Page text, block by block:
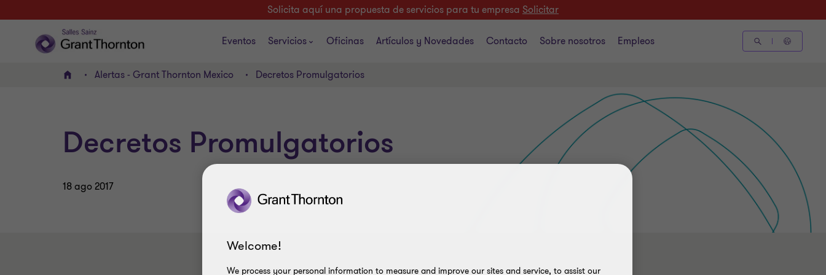
Solicita aquí una propuesta de servicios para tu empresa Solicitar
Eventos Servicios Oficinas Artículos y Novedades Contacto Sobre nosotros Empleos
INICIO Alertas - Grant Thornton Mexico Decretos Promulgatorios
Decretos Promulgatorios
18 ago 2017
Welcome!
We process your personal information to measure and improve our sites and service, to assist our